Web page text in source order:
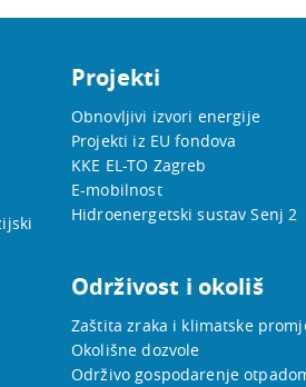
Projekti
Obnovljivi izvori energije
Projekti iz EU fondova
KKE EL-TO Zagreb
E-mobilnost
Hidroenergetski sustav Senj 2
Održivost i okoliš
Zaštita zraka i klimatske
Okolišne dozvole
Održivo gospodarenje